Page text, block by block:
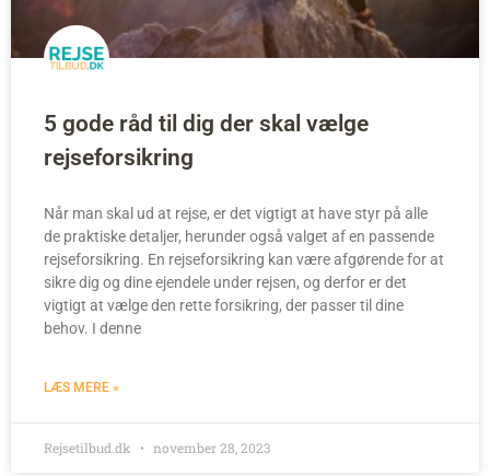
5 gode råd til dig der skal vælge
rejseforsikring
Når man skal ud at rejse, er det vigtigt at have styr på alle
de praktiske detaljer, herunder også valget af en passende
rejseforsikring. En rejseforsikring kan være afgørende for at
sikre dig og dine ejendele under rejsen, og derfor er det
vigtigt at vælge den rette forsikring, der passer til dine
behov. I denne
LÆS MERE »
Rejsetilbud.dk november 28, 2023